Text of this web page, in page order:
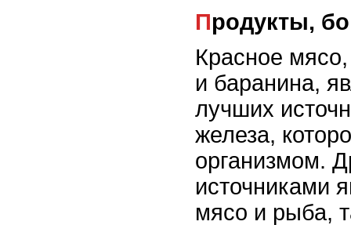
Продукты,
Красное
и баранина,
лучших
железа,
организмом.
источниками
мясо и рыба,